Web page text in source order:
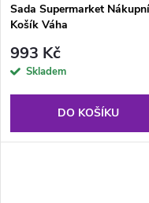
Sada Supermarket Nákupní
Košík Váha
993 Kč
Skladem
DO KOŠÍKU